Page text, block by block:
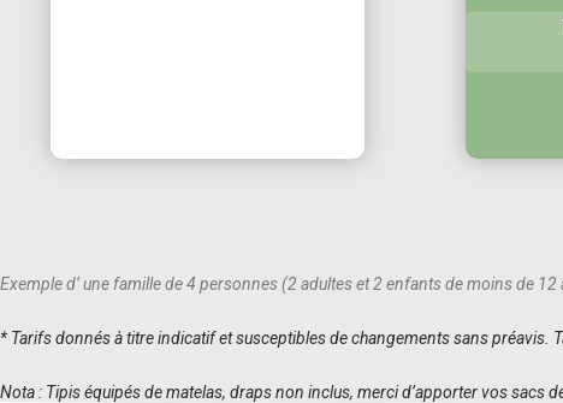
Exemple d’ une famille de 4 personnes (2 adultes et 2 enfants de moins de
* Tarifs donnés à titre indicatif et susceptibles de changements sans préavis.
Nota : Tipis équipés de matelas, draps non inclus, merci d’apporter vos sacs